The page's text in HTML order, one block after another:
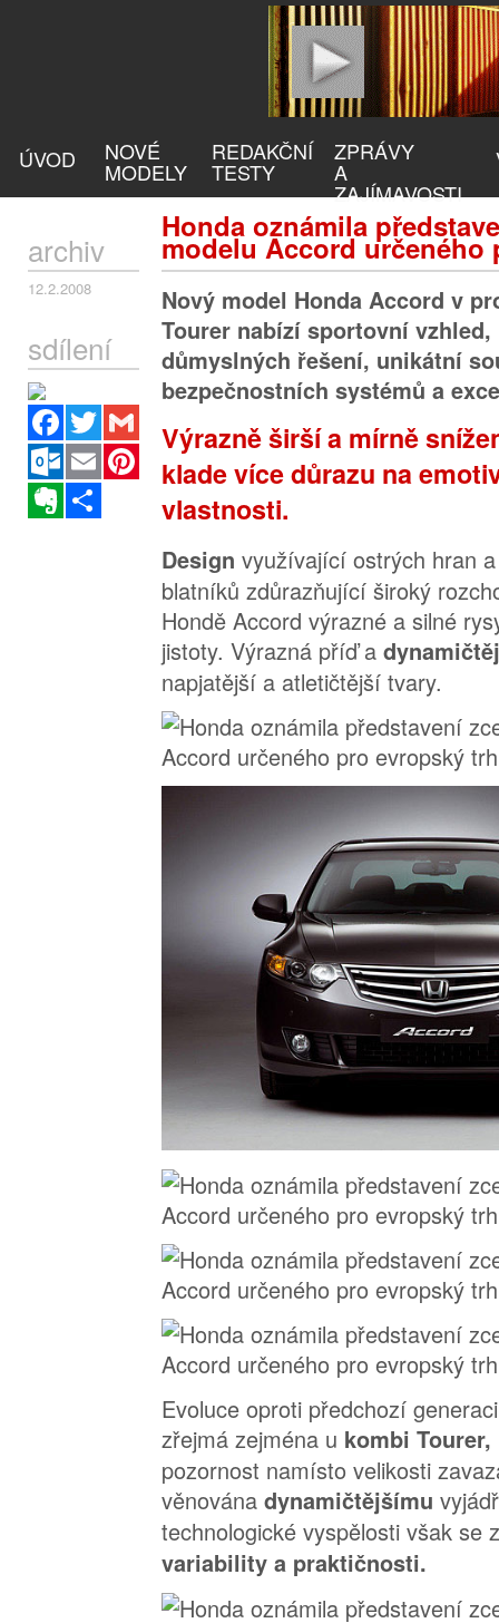
ÚVOD NOVÉ
MODELY
REDAKČNÍ
TESTY
ZPRÁVY
A
ZAJÍMAVOSTI
Honda oznámila
modelu Accord určeného
archiv
12.2.2008
sdílení
Facebook
Twitter
Outlook.com
Email
Pinterest
Evernote
Nový model Honda Accord v
Tourer nabízí sportovní
důmyslných řešení, unikátní
bezpečnostních systémů a
Výrazně širší a mírně
klade více důrazu na
vlastnosti.
Design využívající ostrých hran
blatníků zdůrazňující široký
Hondě Accord výrazné a silné
jistoty. Výrazná příď a
napjatější a atletičtější tvary.
Evoluce oproti předchozí
zřejmá zejména u kombi Tourer,
pozornost namísto velikosti
věnována dynamičtějšímu
technologické vyspělosti však se
variability a praktičnosti.